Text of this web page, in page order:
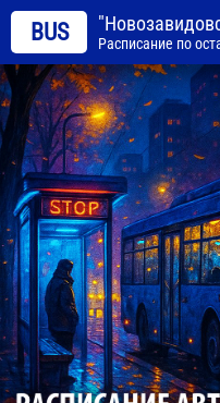
BUS Расписание по